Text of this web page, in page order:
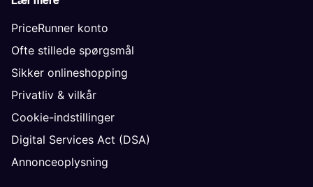
PriceRunner konto
Ofte stillede spørgsmål
Sikker onlineshopping
Privatliv & vilkår
Cookie-indstillinger
Digital Services Act (DSA)
Annonceoplysning